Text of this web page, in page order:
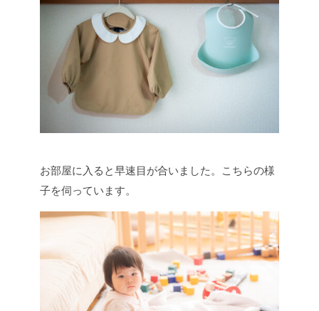
お部屋に入ると早速目が合いました。こちらの様
子を伺っています。